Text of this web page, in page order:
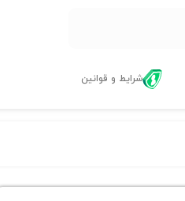
شرایط و قوانین